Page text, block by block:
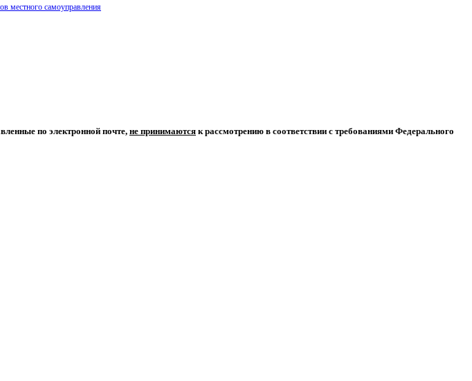
местного самоуправления
по электронной почте,не принимаются к рассмотрению в соответствии с требованиями Федерального